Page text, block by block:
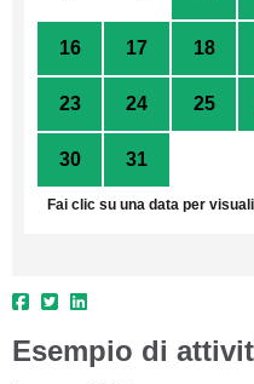
16 17 18
23 24 25
30 31
Fai clic su una data per
Esempio di